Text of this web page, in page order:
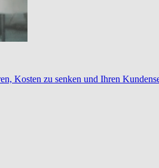
Kosten zu senken und Ihren